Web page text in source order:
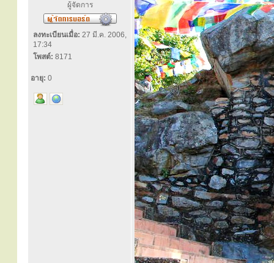
ผู้จัดการ
ลงทะเบียนเมื่อ: 27 มี.ค. 2006,
17:34
โพสต์: 8171
อายุ: 0